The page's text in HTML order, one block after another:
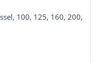
100, 125, 160, 200,